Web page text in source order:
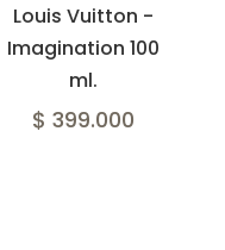
Louis Vuitton -
Imagination 100
ml.
$ 399.000